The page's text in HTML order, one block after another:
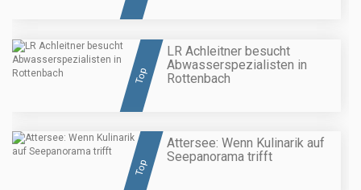
Top
LR Achleitner besucht
Abwasserspezialisten in
Rottenbach
Top
Attersee: Wenn Kulinarik auf
Seepanorama trifft